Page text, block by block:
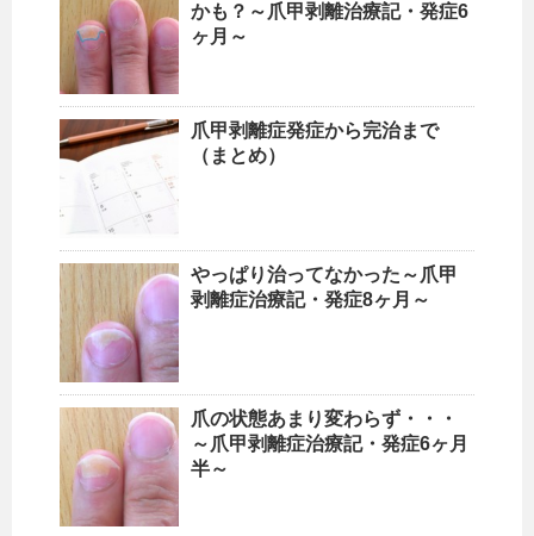
かも？～爪甲剥離治療記・発症6
ヶ月～
爪甲剥離症発症から完治まで
（まとめ）
やっぱり治ってなかった～爪甲
剥離症治療記・発症8ヶ月～
爪の状態あまり変わらず・・・
～爪甲剥離症治療記・発症6ヶ月
半～